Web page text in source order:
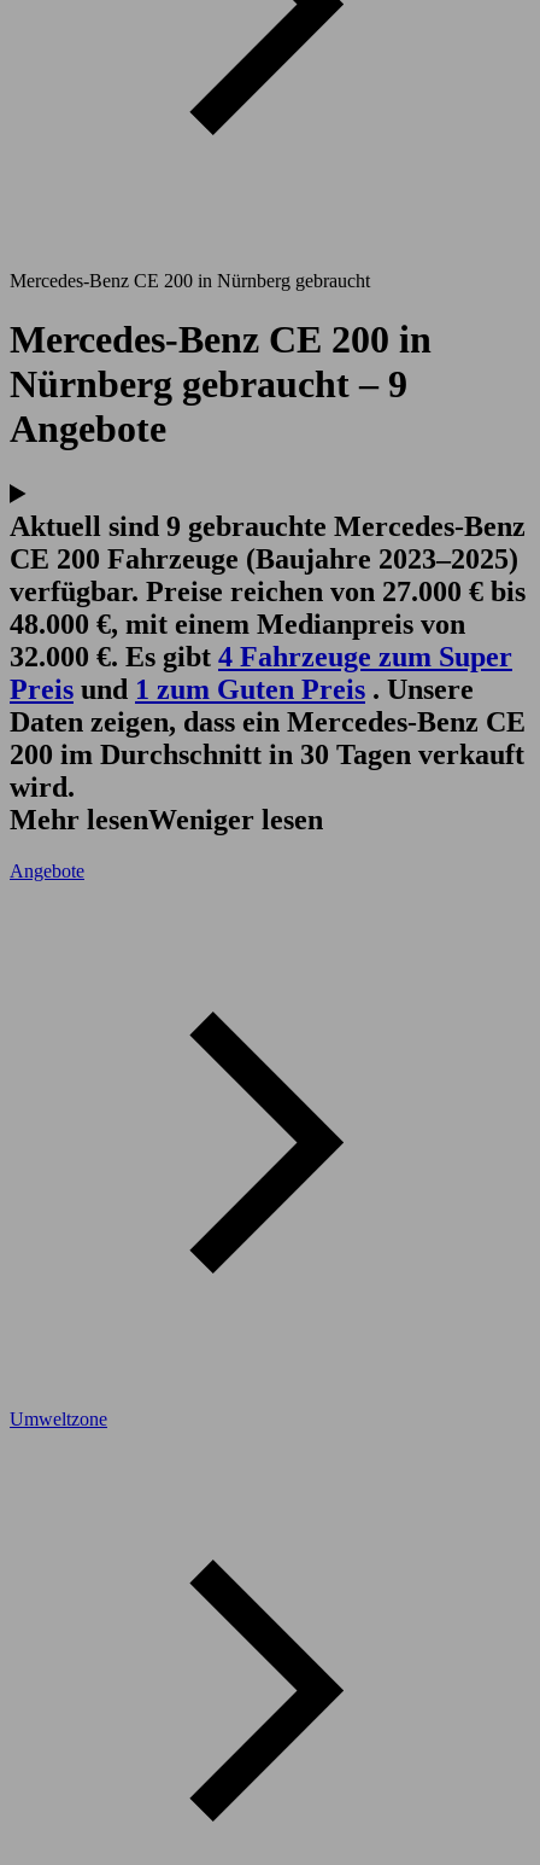
Mercedes-Benz CE 200 in Nürnberg gebraucht
Mercedes-Benz CE 200 in
Nürnberg gebraucht – 9
Angebote
Aktuell sind 9 gebrauchte Mercedes-Benz
CE 200 Fahrzeuge (Baujahre 2023–2025)
verfügbar. Preise reichen von 27.000 € bis
48.000 €, mit einem Medianpreis von
32.000 €. Es gibt 4 Fahrzeuge zum Super
Preis und 1 zum Guten Preis . Unsere
Daten zeigen, dass ein Mercedes-Benz CE
200 im Durchschnitt in 30 Tagen verkauft
wird.
Mehr lesenWeniger lesen
Angebote
Umweltzone